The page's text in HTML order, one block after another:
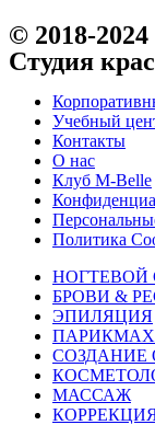
© 2018-2024
Студия
Учебный
Контакты
О нас
Клуб M-Belle
Политика
НОГТЕВОЙ
БРОВИ &
ЭПИЛЯЦИЯ
СОЗДАНИЕ
МАССАЖ